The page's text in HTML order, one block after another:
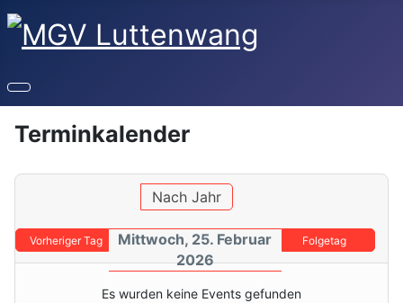
Terminkalender
Nach Jahr
Vorheriger Tag
Mittwoch, 25. Februar
2026
Folgetag
Es wurden keine Events gefunden